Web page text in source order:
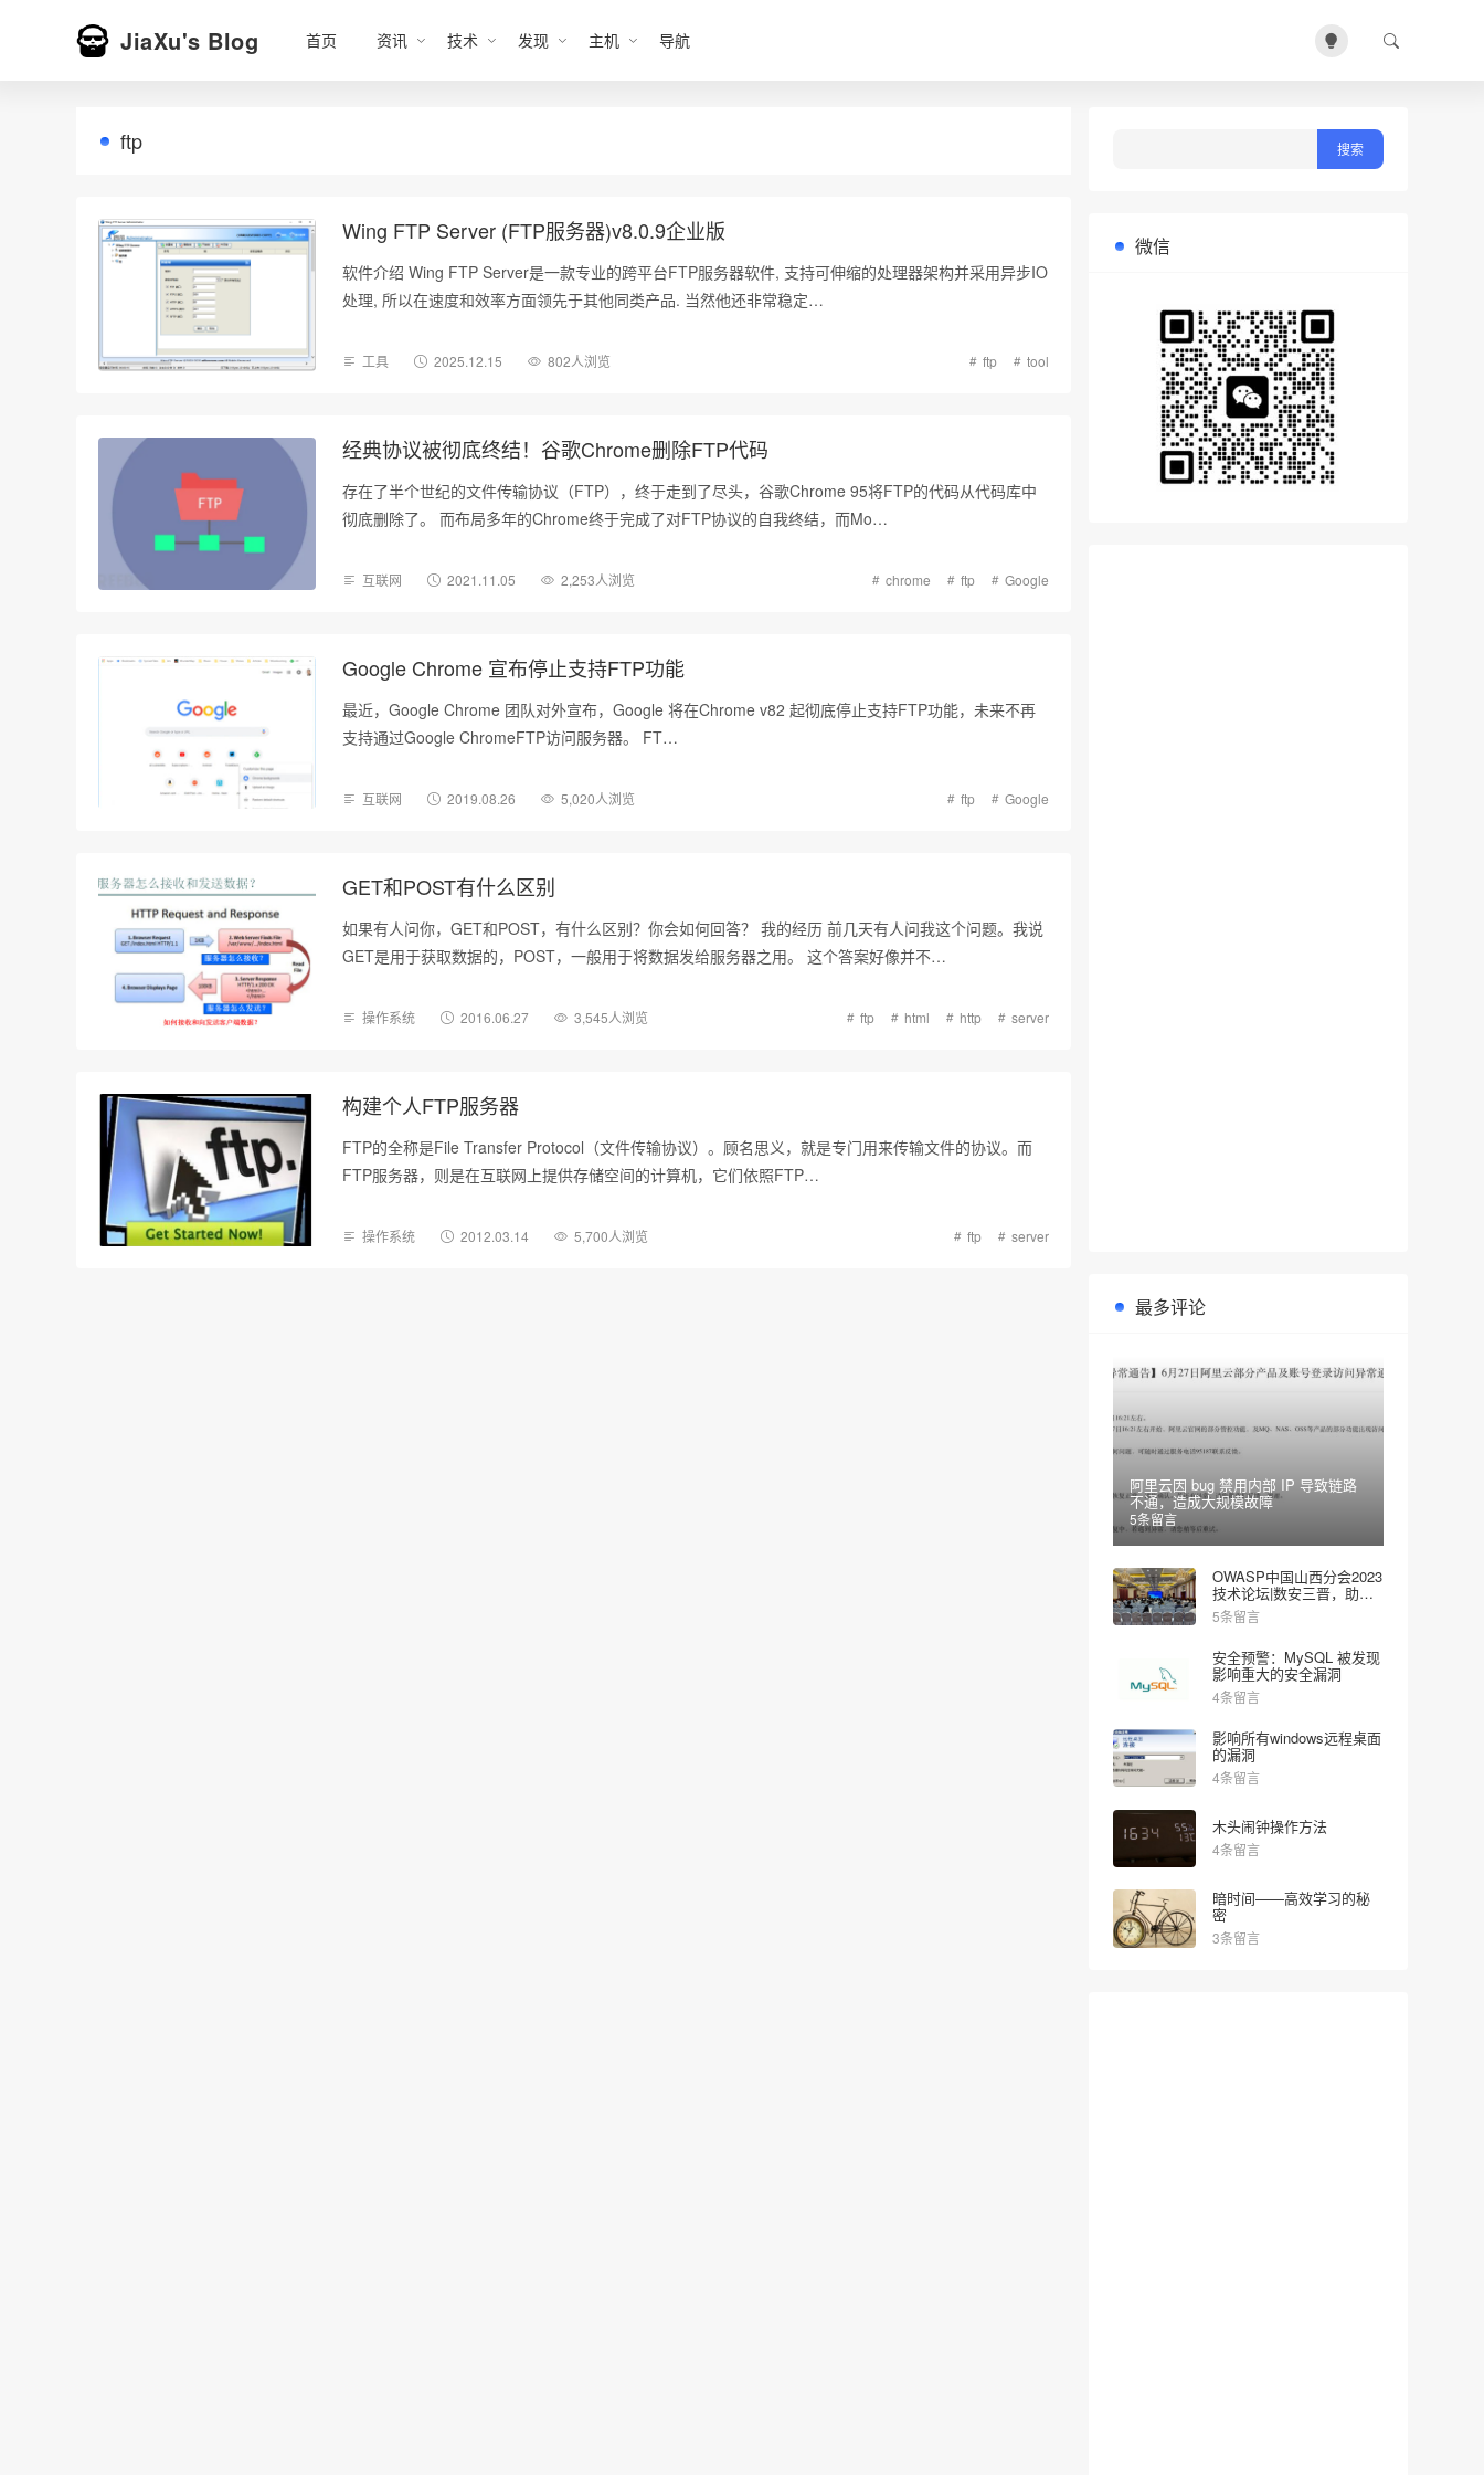
JiaXu's Blog 首页 资讯 技术 发现 主机 导航
ftp
Wing FTP Server (FTP服务器)v8.0.9企业版
软件介绍 Wing FTP Server是一款专业的跨平台FTP服务器软件, 支持可伸缩的处理器架构并采用异步IO
处理, 所以在速度和效率方面领先于其他同类产品. 当然他还非常稳定…
工具 2025.12.15 802人浏览 ftp tool
经典协议被彻底终结！谷歌Chrome删除FTP代码
存在了半个世纪的文件传输协议（FTP），终于走到了尽头，谷歌Chrome 95将FTP的代码从代码库中
彻底删除了。 而布局多年的Chrome终于完成了对FTP协议的自我终结，而Mo…
互联网 2021.11.05 2,253人浏览 chrome ftp Google
Google Chrome 宣布停止支持FTP功能
最近，Google Chrome 团队对外宣布，Google 将在Chrome v82 起彻底停止支持FTP功能，未来不再
支持通过Google ChromeFTP访问服务器。 FT…
互联网 2019.08.26 5,020人浏览 ftp Google
GET和POST有什么区别
如果有人问你，GET和POST，有什么区别？你会如何回答？ 我的经历 前几天有人问我这个问题。我说
GET是用于获取数据的，POST，一般用于将数据发给服务器之用。 这个答案好像并不…
操作系统 2016.06.27 3,545人浏览 ftp html http server
构建个人FTP服务器
FTP的全称是File Transfer Protocol（文件传输协议）。顾名思义，就是专门用来传输文件的协议。而
FTP服务器，则是在互联网上提供存储空间的计算机，它们依照FTP…
操作系统 2012.03.14 5,700人浏览 ftp server
微信
最多评论
阿里云因 bug 禁用内部 IP 导致链路
不通，造成大规模故障
5条留言
OWASP中国山西分会2023
技术论坛|数安三晋，助力
网安
5条留言
安全预警：MySQL 被发现
影响重大的安全漏洞
4条留言
影响所有windows远程桌面
的漏洞
4条留言
木头闹钟操作方法
4条留言
暗时间——高效学习的秘
密
3条留言